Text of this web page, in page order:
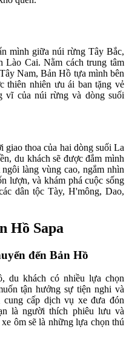
mình giữa núi rừng Tây Bắc,
Lào Cai. Nằm cách trung tâm
Nam, Bản Hồ tựa mình bên
thiên nhiên ưu ái ban tặng vẻ
vĩ của núi rừng và dòng suối
thoa của hai dòng suối La
du khách sẽ được đắm mình
làng vùng cao, ngắm nhìn
lượn, và khám phá cuộc sống
dân tộc Tày, H'mông, Dao,
Hồ Sapa
đến Bản Hồ
du khách có nhiều lựa chọn
tận hưởng sự tiện nghi và
cấp dịch vụ xe đưa đón
là người thích phiêu lưu và
ôm sẽ là những lựa chọn thú